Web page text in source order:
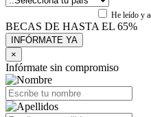
He leído y
BECAS DE HASTA EL 65%
×
Infórmate sin compromiso